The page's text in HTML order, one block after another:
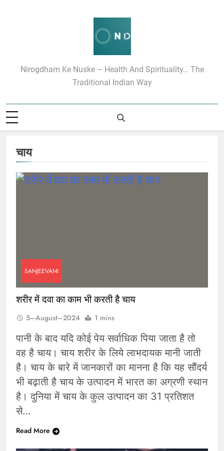
निरोगधाम के रामबाण उपचार
Nirogdham Ke Nuske – Health And Spirituality… The
Traditional Indian Way
चाय
SANJEEVANI
शरीर में दवा का काम भी करती है चाय
5–August–2024 1 mins
पानी के बाद यदि कोई पेय सर्वाधिक पिया जाता है तो
वह है चाय। चाय शरीर के लिये लाभदायक मानी जाती
है। चाय के बारे में जानकारों का मानना है कि यह सौंदर्य
भी बढ़ाती है चाय के उत्पादन में भारत का अग्रणी स्थान
है। दुनिया में चाय के कुल उत्पादन का 31 प्रतिशत
से…
Read More